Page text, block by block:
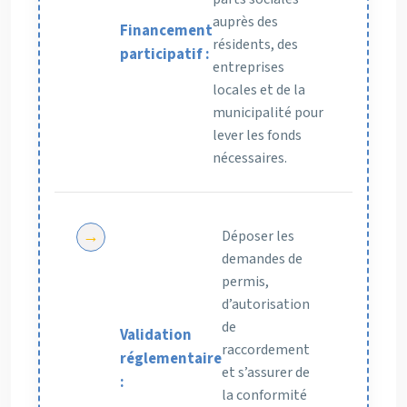
Financement
participatif :
auprès des
résidents, des
entreprises
locales et de la
municipalité pour
lever les fonds
nécessaires.
Validation
réglementaire
:
Déposer les
demandes de
permis,
d’autorisation
de
raccordement
et s’assurer de
la conformité